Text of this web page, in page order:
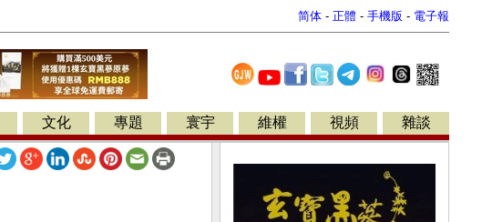
简体 - 正體 - 手機版 - 電子報
文化 專題 寰宇 維權 視頻 雜談